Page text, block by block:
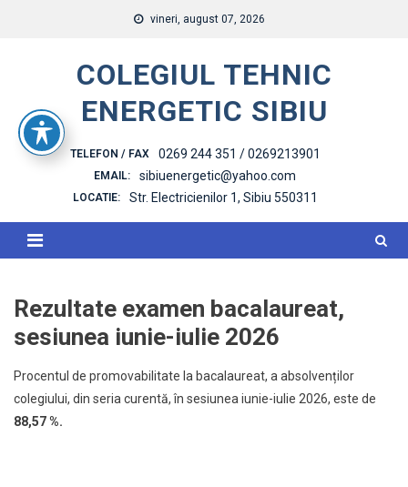
vineri, august 07, 2026
COLEGIUL TEHNIC
ENERGETIC SIBIU
TELEFON / FAX 0269 244 351 / 0269213901
EMAIL: sibiuenergetic@yahoo.com
LOCATIE: Str. Electricienilor 1, Sibiu 550311
Rezultate examen bacalaureat,
sesiunea iunie-iulie 2026
Procentul de promovabilitate la bacalaureat, a absolvenților
colegiului, din seria curentă, în sesiunea iunie-iulie 2026, este de
88,57 %.